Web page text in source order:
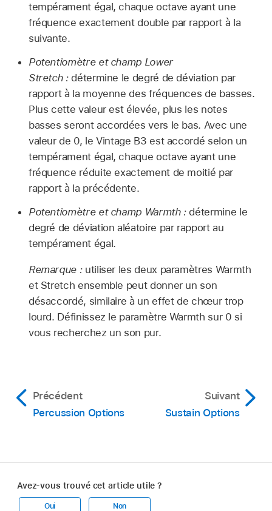
tempérament égal, chaque octave ayant une
fréquence exactement double par rapport à la
suivante.
Potentiomètre et champ Lower
Stretch :détermine le degré de déviation par
rapport à la moyenne des fréquences de basses.
Plus cette valeur est élevée, plus les notes
basses seront accordées vers le bas. Avec une
valeur de 0, le Vintage B3 est accordé selon un
tempérament égal, chaque octave ayant une
fréquence réduite exactement de moitié par
rapport à la précédente.
Potentiomètre et champ Warmth :détermine le
degré de déviation aléatoire par rapport au
tempérament égal.
Remarque : utiliser les deux paramètres Warmth
et Stretch ensemble peut donner un son
désaccordé, similaire à un effet de chœur trop
lourd. Définissez le paramètre Warmth sur 0 si
vous recherchez un son pur.
Précédent
Percussion Options
Suivant
Sustain Options
Avez-vous trouvé cet article utile ?
Oui Non